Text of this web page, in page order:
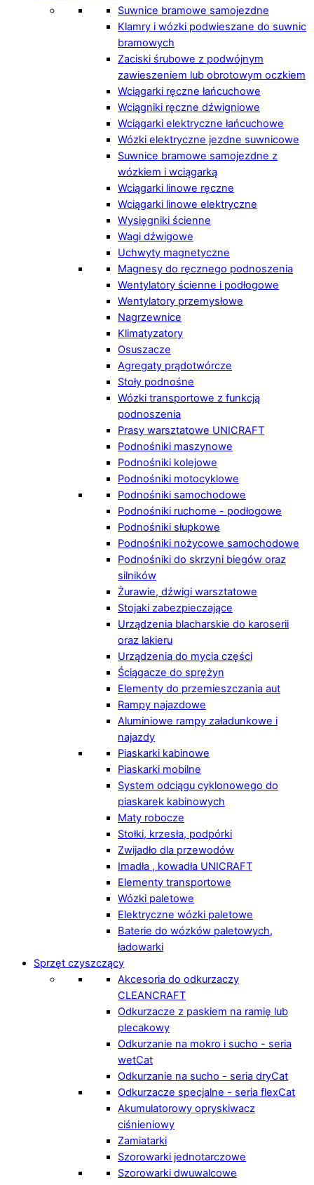
Suwnice bramowe samojezdne
Klamry i wózki podwieszane do suwnic
bramowych
Zaciski śrubowe z podwójnym
zawieszeniem lub obrotowym oczkiem
Wciągarki ręczne łańcuchowe
Wciągniki ręczne dźwigniowe
Wciągarki elektryczne łańcuchowe
Wózki elektryczne jezdne suwnicowe
Suwnice bramowe samojezdne z
wózkiem i wciągarką
Wciągarki linowe ręczne
Wciągarki linowe elektryczne
Wysięgniki ścienne
Wagi dźwigowe
Uchwyty magnetyczne
Magnesy do ręcznego podnoszenia
Wentylatory ścienne i podłogowe
Wentylatory przemysłowe
Nagrzewnice
Klimatyzatory
Osuszacze
Agregaty prądotwórcze
Stoły podnośne
Wózki transportowe z funkcją
podnoszenia
Prasy warsztatowe UNICRAFT
Podnośniki maszynowe
Podnośniki kolejowe
Podnośniki motocyklowe
Podnośniki samochodowe
Podnośniki ruchome - podłogowe
Podnośniki słupkowe
Podnośniki nożycowe samochodowe
Podnośniki do skrzyni biegów oraz
silników
Żurawie, dźwigi warsztatowe
Stojaki zabezpieczające
Urządzenia blacharskie do karoserii
oraz lakieru
Urządzenia do mycia części
Ściągacze do sprężyn
Elementy do przemieszczania aut
Rampy najazdowe
Aluminiowe rampy załadunkowe i
najazdy
Piaskarki kabinowe
Piaskarki mobilne
System odciągu cyklonowego do
piaskarek kabinowych
Maty robocze
Stołki, krzesła, podpórki
Zwijadło dla przewodów
Imadła , kowadła UNICRAFT
Elementy transportowe
Wózki paletowe
Elektryczne wózki paletowe
Baterie do wózków paletowych,
ładowarki
Sprzęt czyszczący
Akcesoria do odkurzaczy
CLEANCRAFT
Odkurzacze z paskiem na ramię lub
plecakowy
Odkurzanie na mokro i sucho - seria
wetCat
Odkurzanie na sucho - seria dryCat
Odkurzacze specjalne - seria flexCat
Akumulatorowy opryskiwacz
ciśnieniowy
Zamiatarki
Szorowarki jednotarczowe
Szorowarki dwuwalcowe